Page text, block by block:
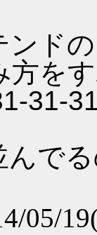
ド
方を
31-
でる
05/